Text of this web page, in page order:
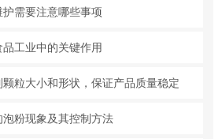
需要注意哪些事项
工业中的关键作用
粒大小和形状，保证产品质量稳定
粉现象及其控制方法